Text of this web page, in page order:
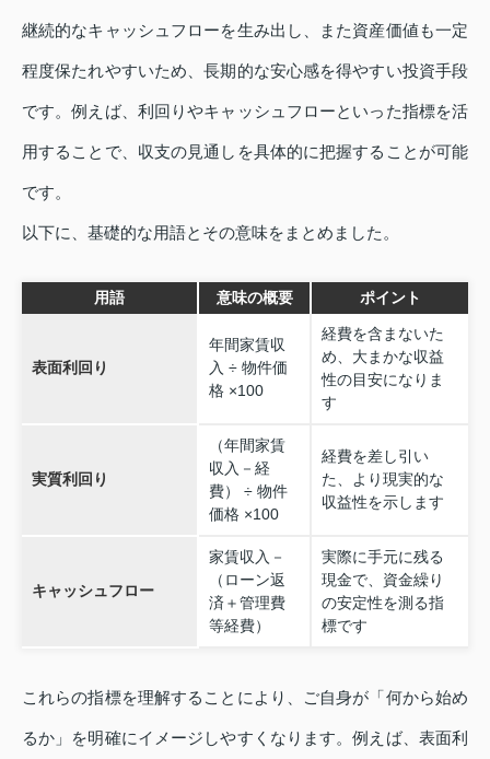
継続的なキャッシュフローを生み出し、また資産価値も一定
程度保たれやすいため、長期的な安心感を得やすい投資手段
です。例えば、利回りやキャッシュフローといった指標を活
用することで、収支の見通しを具体的に把握することが可能
です。
以下に、基礎的な用語とその意味をまとめました。
用語 意味の概要 ポイント
表面利回り
年間家賃収
入 ÷ 物件価
格 ×100
経費を含まないた
め、大まかな収益
性の目安になりま
す
実質利回り
（年間家賃
収入－経
費） ÷ 物件
価格 ×100
経費を差し引い
た、より現実的な
収益性を示します
キャッシュフロー
家賃収入－
（ローン返
済＋管理費
等経費）
実際に手元に残る
現金で、資金繰り
の安定性を測る指
標です
これらの指標を理解することにより、ご自身が「何から始め
るか」を明確にイメージしやすくなります。例えば、表面利